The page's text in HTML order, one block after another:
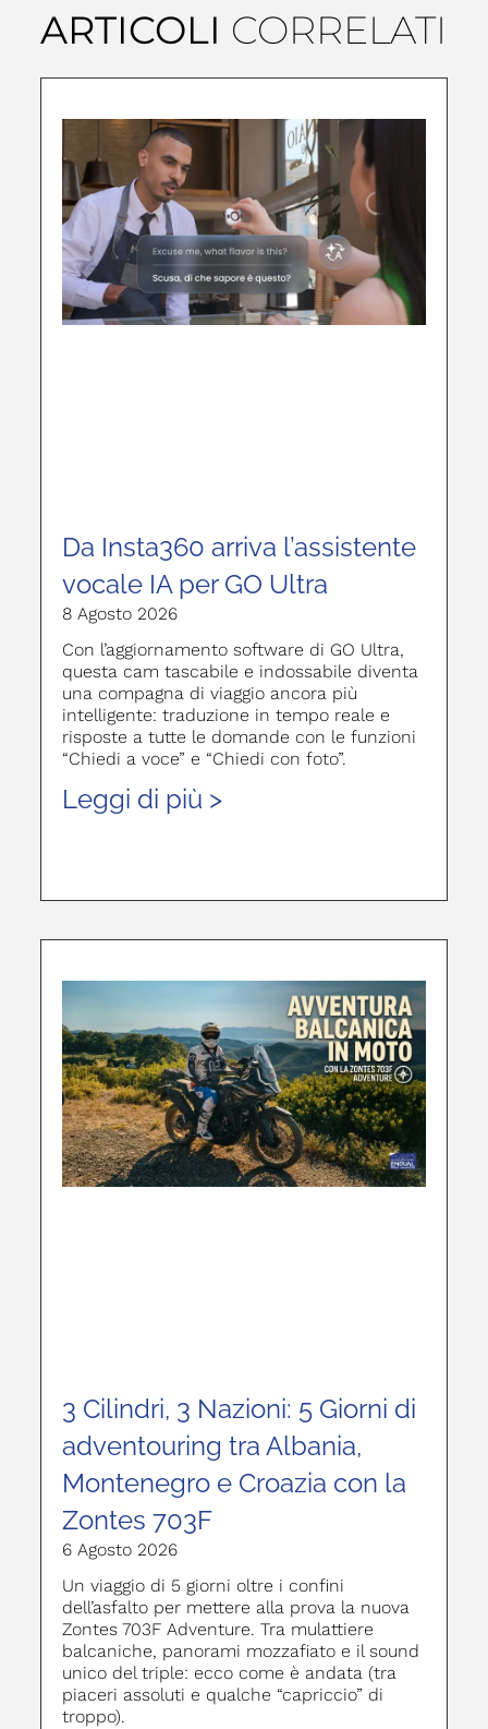
ARTICOLI CORRELATI
Da Insta360 arriva l’assistente
vocale IA per GO Ultra
8 Agosto 2026
Con l’aggiornamento software di GO Ultra,
questa cam tascabile e indossabile diventa
una compagna di viaggio ancora più
intelligente: traduzione in tempo reale e
risposte a tutte le domande con le funzioni
“Chiedi a voce” e “Chiedi con foto”.
Leggi di più >
3 Cilindri, 3 Nazioni: 5 Giorni di
adventouring tra Albania,
Montenegro e Croazia con la
Zontes 703F
6 Agosto 2026
Un viaggio di 5 giorni oltre i confini
dell’asfalto per mettere alla prova la nuova
Zontes 703F Adventure. Tra mulattiere
balcaniche, panorami mozzafiato e il sound
unico del triple: ecco come è andata (tra
piaceri assoluti e qualche “capriccio” di
troppo).